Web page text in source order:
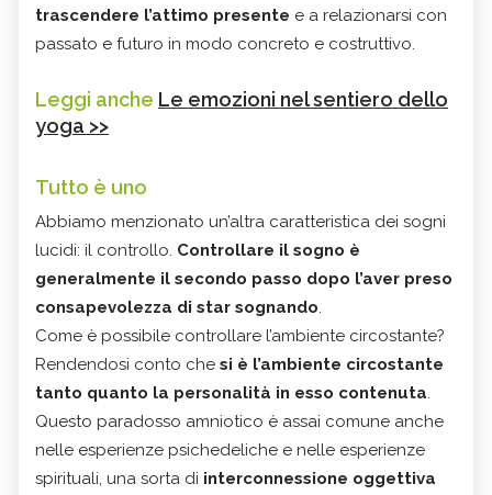
trascendere l’attimo presente e a relazionarsi con
passato e futuro in modo concreto e costruttivo.
Leggi anche Le emozioni nel sentiero dello
yoga >>
Tutto è uno
Abbiamo menzionato un’altra caratteristica dei sogni
lucidi: il controllo. Controllare il sogno è
generalmente il secondo passo dopo l’aver preso
consapevolezza di star sognando.
Come è possibile controllare l’ambiente circostante?
Rendendosi conto che si è l’ambiente circostante
tanto quanto la personalità in esso contenuta.
Questo paradosso amniotico è assai comune anche
nelle esperienze psichedeliche e nelle esperienze
spirituali, una sorta di interconnessione oggettiva